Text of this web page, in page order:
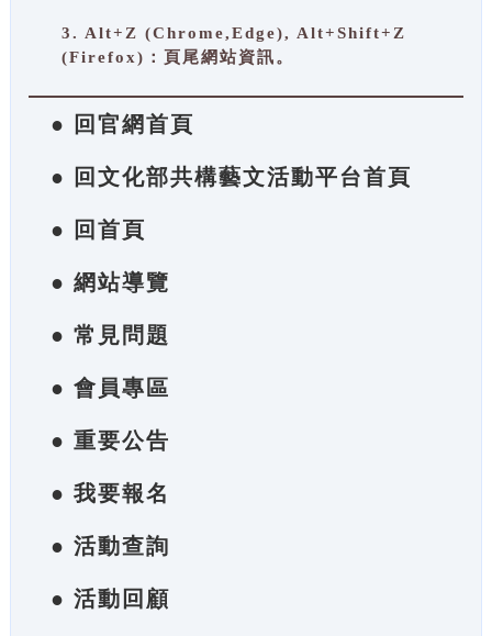
3. Alt+Z (Chrome,Edge), Alt+Shift+Z
(Firefox)：頁尾網站資訊。
● 回官網首頁
● 回文化部共構藝文活動平台首頁
● 回首頁
● 網站導覽
● 常見問題
● 會員專區
● 重要公告
● 我要報名
● 活動查詢
● 活動回顧